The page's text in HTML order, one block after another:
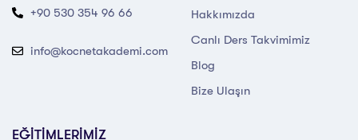
+90 530 354 96 66
info@kocnetakademi.com
Hakkımızda
Canlı Ders Takvimimiz
Blog
Bize Ulaşın
EĞİTİMLERİMİZ